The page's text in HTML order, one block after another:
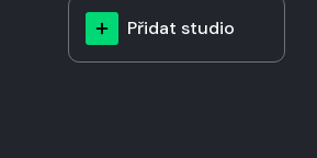
Přidat studio